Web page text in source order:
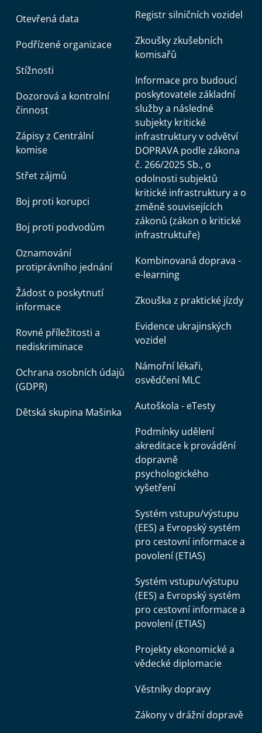
Otevřená data
Podřízené organizace
Stížnosti
Dozorová a kontrolní
činnost
Zápisy z Centrální
komise
Střet zájmů
Boj proti korupci
Boj proti podvodům
Oznamování
protiprávního jednání
Žádost o poskytnutí
informace
Rovné příležitosti a
nediskriminace
Ochrana osobních údajů
(GDPR)
Dětská skupina Mašinka
Registr silničních vozidel
Zkoušky zkušebních
komisařů
Informace pro budoucí
poskytovatele základní
služby a následné
subjekty kritické
infrastruktury v odvětví
DOPRAVA podle zákona
č. 266/2025 Sb., o
odolnosti subjektů
kritické infrastruktury a o
změně souvisejících
zákonů (zákon o kritické
infrastruktuře)
Kombinovaná doprava -
e-learning
Zkouška z praktické jízdy
Evidence ukrajinských
vozidel
Námořní lékaři,
osvědčení MLC
Autoškola - eTesty
Podmínky udělení
akreditace k provádění
dopravně
psychologického
vyšetření
Systém vstupu/výstupu
(EES) a Evropský systém
pro cestovní informace a
povolení (ETIAS)
Systém vstupu/výstupu
(EES) a Evropský systém
pro cestovní informace a
povolení (ETIAS)
Projekty ekonomické a
vědecké diplomacie
Věstníky dopravy
Zákony v drážní dopravě